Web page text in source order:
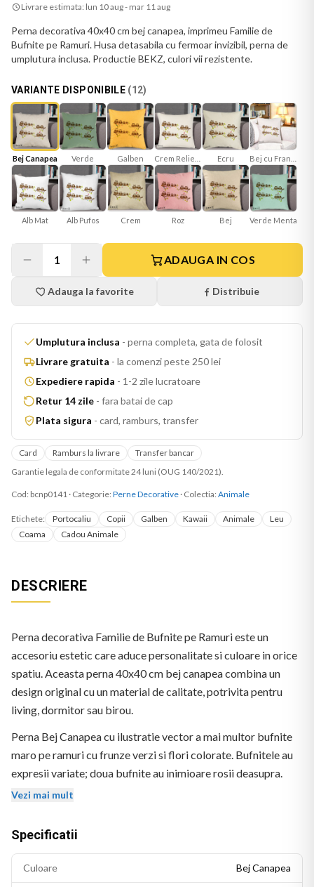
Livrare estimata: lun 10 aug - mar 11 aug
Perna decorativa 40x40 cm bej canapea, imprimeu Familie de
Bufnite pe Ramuri. Husa detasabila cu fermoar invizibil, perna de
umplutura inclusa. Productie BEKZ, culori vii rezistente.
VARIANTE DISPONIBILE (12)
Bej Canapea Verde Galben Ecru
Alb Mat Alb Pufos Crem Roz Bej Verde Menta
1 ADAUGA IN COS
Adauga la favorite Distribuie
Umplutura inclusa - perna completa, gata de folosit
Livrare gratuita - la comenzi peste 250 lei
Expediere rapida - 1-2 zile lucratoare
Retur 14 zile - fara batai de cap
Plata sigura - card, ramburs, transfer
Card Ramburs la livrare
Transfer bancar
Garantie legala de conformitate 24 luni (OUG 140/2021).
Cod: bcnp0141 · Categorie: Perne Decorative · Colectia: Animale
Etichete: Portocaliu Copii Galben Kawaii Animale
Leu
Coama
Cadou Animale
DESCRIERE
Perna decorativa Familie de Bufnite pe Ramuri este un
accesoriu estetic care aduce personalitate si culoare in orice
spatiu. Aceasta perna 40x40 cm bej canapea combina un
design original cu un material de calitate, potrivita pentru
living, dormitor sau birou.
Perna Bej Canapea cu ilustratie vector a mai multor bufnite
maro pe ramuri cu frunze verzi si flori colorate. Bufnitele au
expresii variate; doua bufnite au inimioare rosii deasupra.
Fundal bej. Logo BEKZ in coltul stanga-jos.
Vezi mai mult
Specificatii
Culoare Bej Canapea